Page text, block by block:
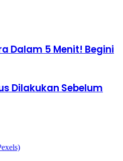
Dalam 5 Menit! Begini
Dilakukan Sebelum